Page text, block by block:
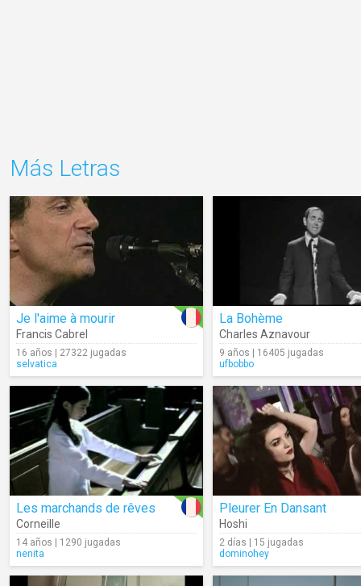
Más Letras
Je l'aime à mourir
Francis Cabrel
16 años | 27322 jugadas
selvatica
La Bohème
Charles Aznavour
9 años | 16405 jugadas
ufbobbo
Les marchands de rêves
Corneille
14 años | 1290 jugadas
nenita
Pleurer En Dansant
Hoshi
2 días | 15 jugadas
dominohey